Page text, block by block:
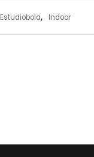
Estudiobola, Indoor